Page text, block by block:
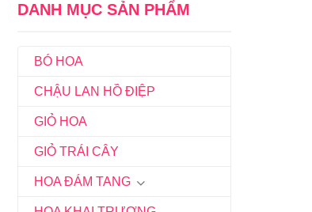
DANH MỤC SẢN PHẨM
BÓ HOA
CHẬU LAN HỒ ĐIỆP
GIỎ HOA
GIỎ TRÁI CÂY
HOA ĐÁM TANG